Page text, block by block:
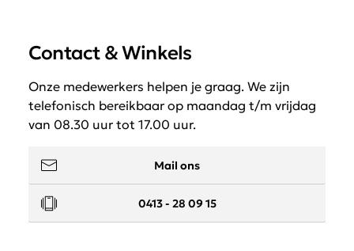
Contact & Winkels
Onze medewerkers helpen je graag. We zijn
telefonisch bereikbaar op maandag t/m vrijdag
van 08.30 uur tot 17.00 uur.
Mail ons
0413 - 28 09 15